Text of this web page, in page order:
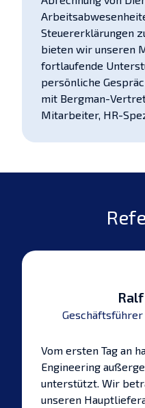
Steuererklärungen
bieten wir unseren
fortlaufende
persönliche
mit Bergman-
Mitarbeiter, HR-
Geschäftsführer
Vom ersten Tag an
Engineering
unterstützt. Wir
unseren